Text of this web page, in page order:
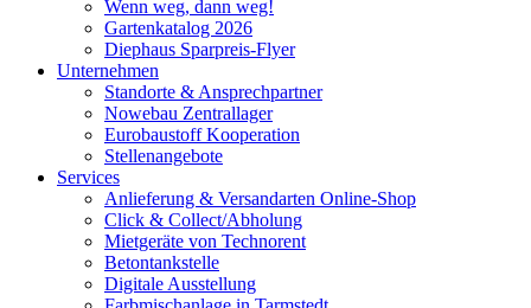
Wenn weg, dann weg!
Gartenkatalog 2026
Diephaus Sparpreis-Flyer
Unternehmen
Standorte & Ansprechpartner
Nowebau Zentrallager
Eurobaustoff Kooperation
Stellenangebote
Services
Anlieferung & Versandarten Online-Shop
Click & Collect/Abholung
Mietgeräte von Technorent
Betontankstelle
Digitale Ausstellung